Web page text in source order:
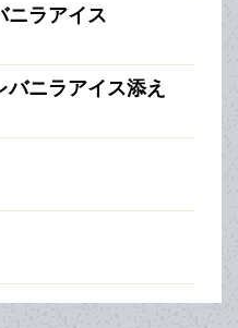
ニラアイス
ニラアイス添え